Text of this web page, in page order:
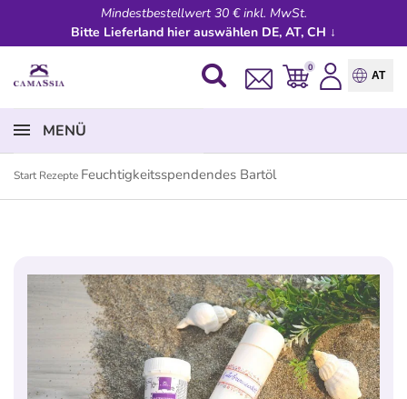
Mindestbestellwert 30 € inkl. MwSt.
Bitte Lieferland hier auswählen DE, AT, CH ↓
0
AT
MENÜ
StartRezepte Feuchtigkeitsspendendes Bartöl